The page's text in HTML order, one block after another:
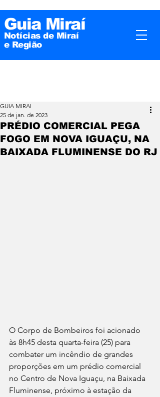
Guia Miraí
Notícias de Miraí
e Região
PRÉDIO COMERCIAL PEGA
FOGO EM NOVA IGUAÇU, NA
BAIXADA FLUMINENSE DO RJ
GUIA MIRAI
25 de jan. de 2023
O Corpo de Bombeiros foi acionado
às 8h45 desta quarta-feira (25) para
combater um incêndio de grandes
proporções em um prédio comercial
no Centro de Nova Iguaçu, na Baixada
Fluminense, próximo à estação da